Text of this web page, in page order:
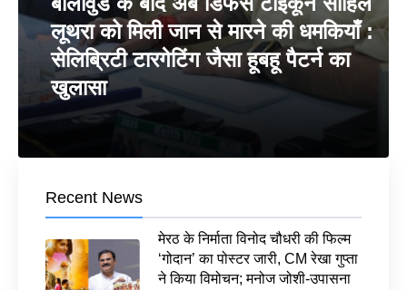
लूथरा को मिली जान से मारने की धमकियाँ :
सेलिब्रिटी टारगेटिंग जैसा हूबहू पैटर्न का
खुलासा
Recent News
मेरठ के निर्माता विनोद चौधरी की फिल्म
‘गोदान’ का पोस्टर जारी, CM रेखा गुप्ता
ने किया विमोचन; मनोज जोशी-उपासना